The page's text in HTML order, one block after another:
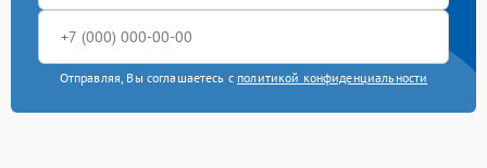
Отправляя, Вы соглашаетесь с политикой конфиденциальности